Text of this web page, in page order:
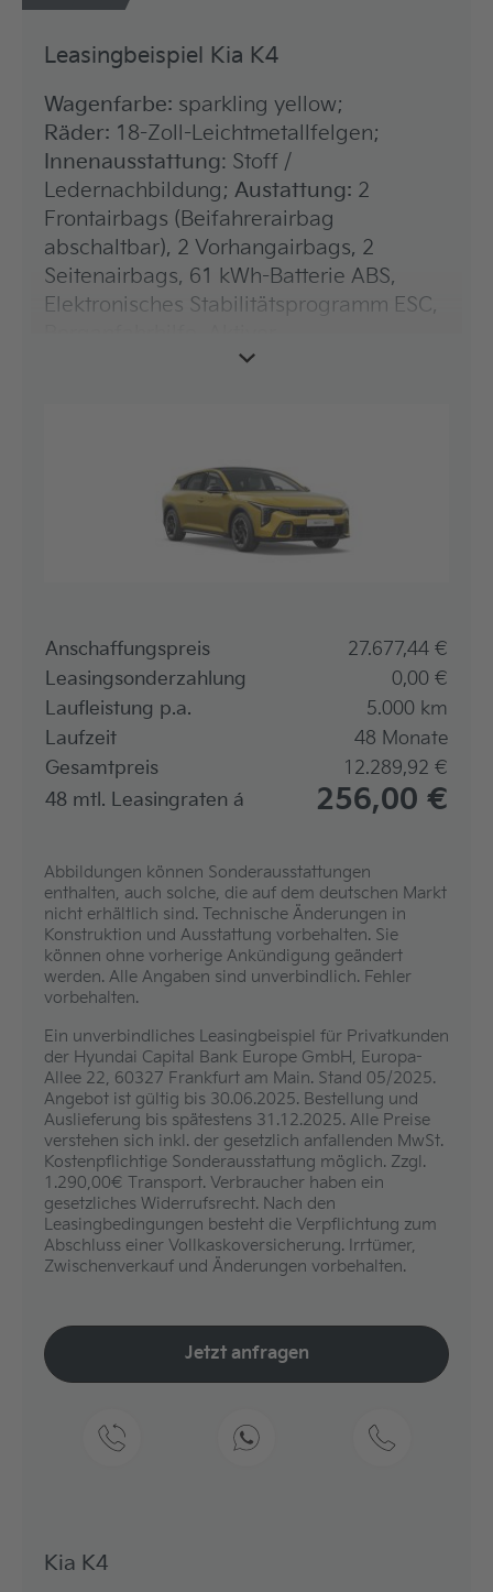
Leasingbeispiel Kia K4
Wagenfarbe: sparkling yellow;
Räder: 18-Zoll-Leichtmetallfelgen;
Innenausstattung: Stoff /
Ledernachbildung; Austattung: 2
Frontairbags (Beifahrerairbag
abschaltbar), 2 Vorhangairbags, 2
Seitenairbags, 61 kWh-Batterie ABS,
Elektronisches Stabilitätsprogramm ESC,
Spurhalteassistent mit korrigierendem
Frontkollisionswarner 2.0 (Forward
Collision Avoidance Assist, FCA) uvm.
Anschaffungspreis
27.677,44
Leasingsonderzahlung
0,00
Laufleistung p.a.
5.000 km
Laufzeit
48 Monate
Gesamtpreis
12.289,92
48 mtl. Leasingraten
256,00
Abbildungen können ­Sonderausstattungen
enthalten, auch solche, die auf dem deutschen Markt
nicht erhältlich sind. Technische Änderungen in
Konstruktion und Ausstattung vorbehalten. Sie
können ohne vorherige Ankündigung geändert
werden. Alle Angaben sind unverbindlich. Fehler
vorbehalten.
Ein unverbindliches Leasingbeispiel für Privatkunden
der Hyundai Capital Bank Europe GmbH, Europa-
Allee 22, 60327 Frankfurt am Main. Stand 05/2025.
Angebot ist gültig bis 30.06.2025. Bestellung und
Auslieferung bis spätestens 31.12.2025. Alle Preise
verstehen sich inkl. der gesetzlich anfallenden MwSt.
Kostenpflichtige Sonderausstattung möglich. Zzgl.
1.290,00€ Transport. Verbraucher haben ein
gesetzliches Widerrufsrecht. Nach den
Leasingbedingungen besteht die Verpflichtung zum
Abschluss einer Vollkaskoversicherung. Irrtümer,
Zwischenverkauf und Änderungen vorbehalten.
Jetzt anfragen
Kia K4